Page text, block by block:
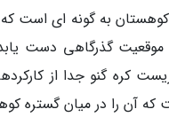
به گونه ای است
موقعیت گذرگاهی دست
کره گنو جدا از
آن را در میان گستره